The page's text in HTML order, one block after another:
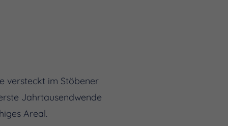
versteckt im Stöbener
Jahrtausendwende
Areal.